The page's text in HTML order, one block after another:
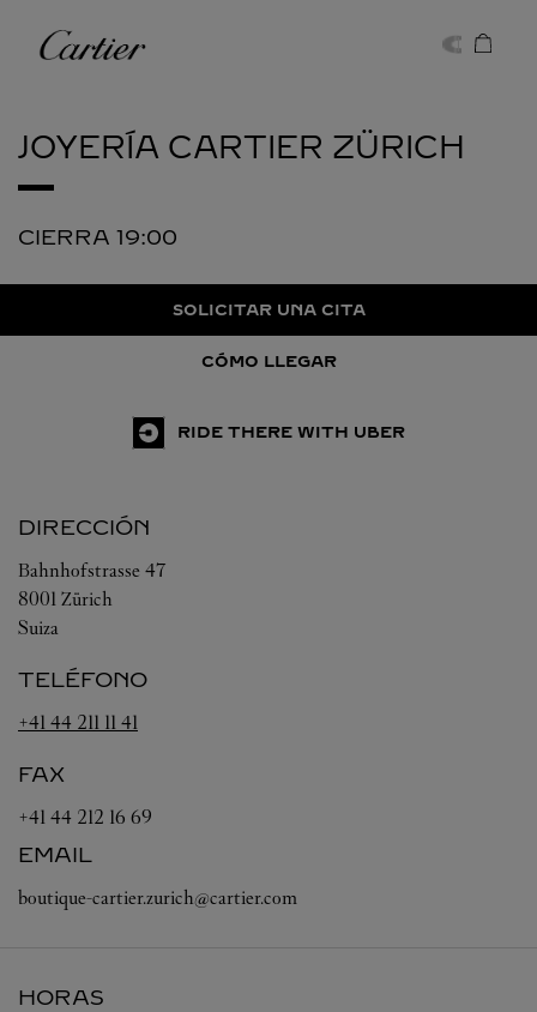
Cartier
JOYERÍA CARTIER ZÜRICH
CIERRA 19:00
SOLICITAR UNA CITA
CÓMO LLEGAR
RIDE THERE WITH UBER
DIRECCIÓN
Bahnhofstrasse 47
8001 Zürich
Suiza
TELÉFONO
+41 44 211 11 41
FAX
+41 44 212 16 69
EMAIL
boutique-cartier.zurich@cartier.com
HORAS